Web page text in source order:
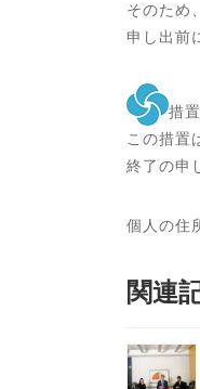
そのため
申し出前
措
この措置
終了の申
個人の住
関連